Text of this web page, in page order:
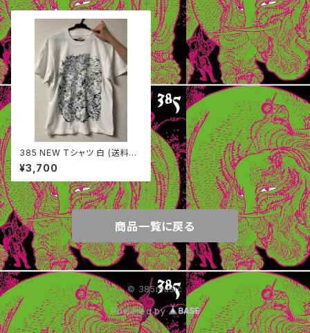
385 NEW Tシャツ 白 (送料込
み)
¥3,700
商品一覧に戻る
© 385music
Powered by